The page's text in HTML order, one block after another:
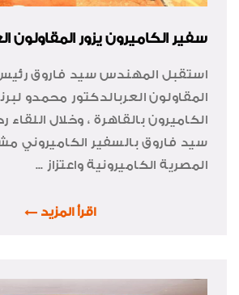
سفير الكاميرون يزور المقاولون
استقبل المهندس سيد فاروق
المقاولون العربالدكتور محمدو
الكاميرون بالقاهرة ، وخلال
سيد فاروق بالسفير الكاميروني
المصرية الكاميرونية واعتزاز ...
اقرأ المزيد